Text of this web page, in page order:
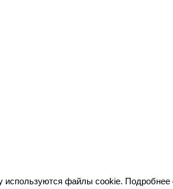
используются файлы cookie.